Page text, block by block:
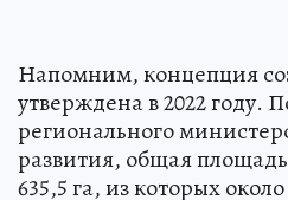
Напомним, концепция
утверждена в 2022 году.
регионального
развития, общая площадь
635,5 га, из которых около